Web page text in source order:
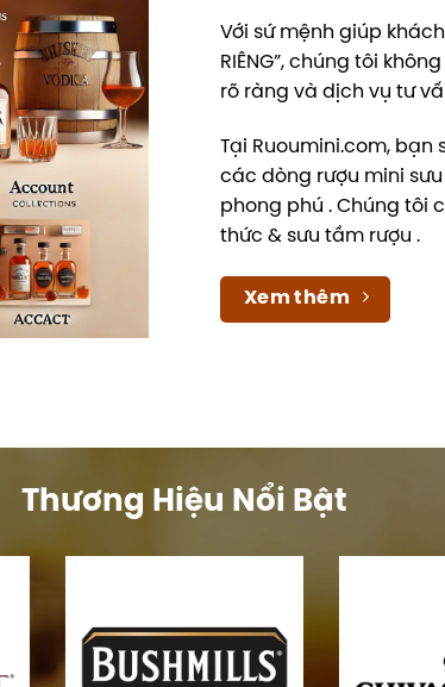
Với sứ mệnh giúp khách
RIÊNG”, chúng tôi
rõ ràng và dịch vụ tư
Tại Ruoumini.com,
các dòng rượu mini
phong phú . Chúng tôi
thức & sưu tầm rượu .
Xem thêm
Thương Hiệu Nổi Bật